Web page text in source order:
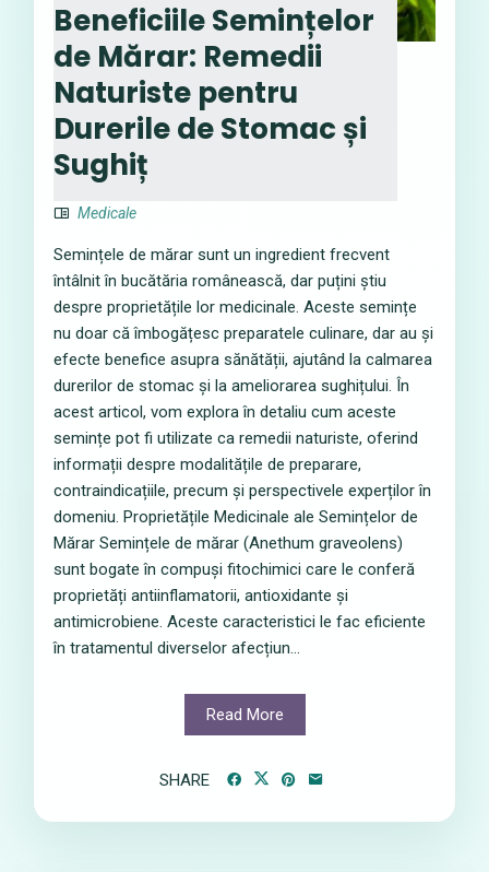
Beneficiile Semințelor
de Mărar: Remedii
Naturiste pentru
Durerile de Stomac și
Sughiț
Medicale
Semințele de mărar sunt un ingredient frecvent
întâlnit în bucătăria românească, dar puțini știu
despre proprietățile lor medicinale. Aceste semințe
nu doar că îmbogățesc preparatele culinare, dar au și
efecte benefice asupra sănătății, ajutând la calmarea
durerilor de stomac și la ameliorarea sughițului. În
acest articol, vom explora în detaliu cum aceste
semințe pot fi utilizate ca remedii naturiste, oferind
informații despre modalitățile de preparare,
contraindicațiile, precum și perspectivele experților în
domeniu. Proprietățile Medicinale ale Semințelor de
Mărar Semințele de mărar (Anethum graveolens)
sunt bogate în compuși fitochimici care le conferă
proprietăți antiinflamatorii, antioxidante și
antimicrobiene. Aceste caracteristici le fac eficiente
în tratamentul diverselor afecțiun...
Read More
SHARE